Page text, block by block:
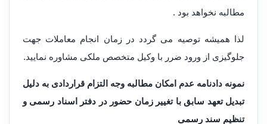
مطالبه نخواهد بود .
لذا همیشه توصیه می گردد در زمان انجام معاملات جهت
جلوگیزی از ورود ضرر با وکیل متخصص ملکی مشاوره نمایید.
نمونه دادنامه عدم امکان مطالبه وجه التزام قراردادی به دلیل
تبدیل تعهد سابق با تغییر زمان حضور در دفتر اسناد رسمی و
تنظیم سند رسمی